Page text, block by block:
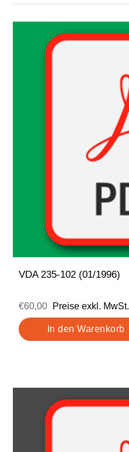
VDA 235-102 (01/1996)
€60,00 Preise exkl. MwSt.